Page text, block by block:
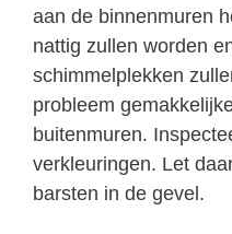
aan de binnenmuren
nattig zullen worden
schimmelplekken
probleem
buitenmuren.
verkleuringen. Let
barsten in de gevel.